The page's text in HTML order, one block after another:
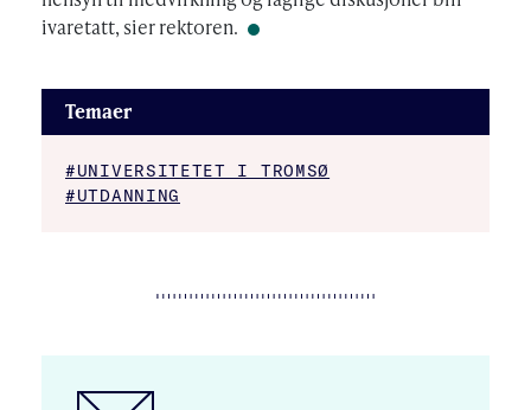
ivaretatt, sier rektoren.
Temaer
#UNIVERSITETET I TROMSØ
#UTDANNING